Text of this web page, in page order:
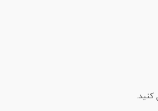
کنید.